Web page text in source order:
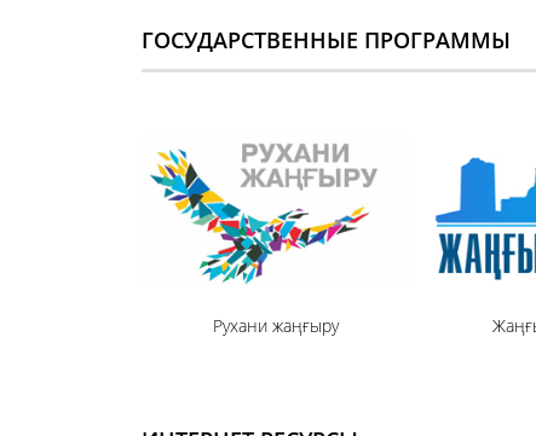
ГОСУДАРСТВЕННЫЕ ПРОГРАММЫ
Рухани жаңғыру